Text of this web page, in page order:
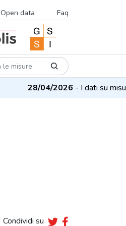
Open data Faq
28/04/2026- I dati su
Condividi su